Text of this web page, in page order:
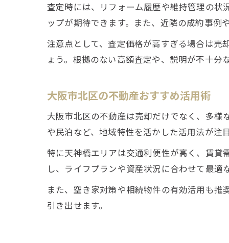
査定時には、リフォーム履歴や維持管理の状
ップが期待できます。また、近隣の成約事例
注意点として、査定価格が高すぎる場合は売
ょう。根拠のない高額査定や、説明が不十分
大阪市北区の不動産おすすめ活用術
大阪市北区の不動産は売却だけでなく、多様
や民泊など、地域特性を活かした活用法が注
特に天神橋エリアは交通利便性が高く、賃貸
し、ライフプランや資産状況に合わせて最適
また、空き家対策や相続物件の有効活用も
引き出せます。